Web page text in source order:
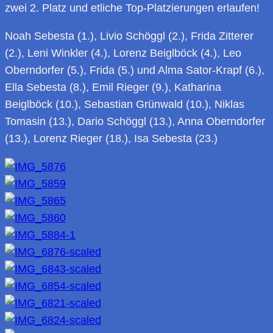
zwei 2. Platz und etliche Top-Platzierungen erlaufen!
Noah Sebesta (1.), Livio Schöggl (2.), Frida Zitterer
(2.), Leni Winkler (4.), Lorenz Beiglböck (4.), Leo
Oberndorfer (5.), Frida (5.) und Alma Sator-Krapf (6.),
Ella Sebesta (8.), Emil Rieger (9.), Katharina
Beiglböck (10.), Sebastian Grünwald (10.), Niklas
Tomasin (13.), Dario Schöggl (13.), Anna Oberndorfer
(13.), Lorenz Rieger (18.), Isa Sebesta (23.)